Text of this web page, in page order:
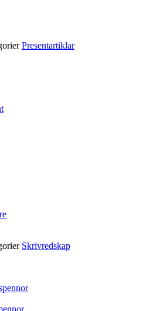
Presentartiklar
Skrivredskap